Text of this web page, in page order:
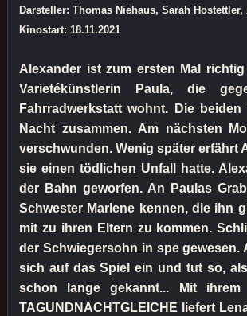
Darsteller: Thomas Niehaus, Sarah Hostettler,
Kinostart: 18.11.2021
Alexander ist zum ersten Mal
Varietékünstlerin Paula, die
Fahrradwerkstatt wohnt. Die
Nacht zusammen. Am nächsten
verschwunden. Wenig später erfährt
sie einen tödlichen Unfall hatte.
der Bahn geworfen. An Paulas
Schwester Marlene kennen, die ihn
mit zu ihren Eltern zu kommen.
der Schwiegersohn in spe gewesen.
sich auf das Spiel ein und tut so,
schon lange gekannt... Mit ihrem
TAGUNDNACHTGLEICHE liefert